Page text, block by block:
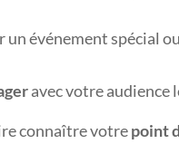
un événement spécial
avec votre audience
connaître votrepoint